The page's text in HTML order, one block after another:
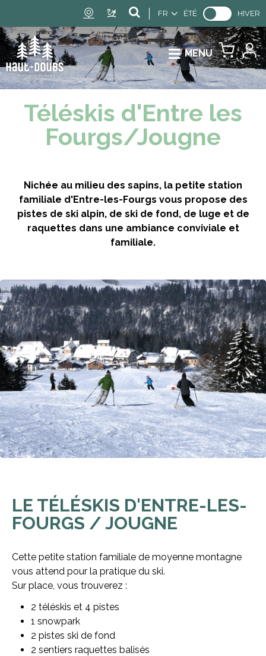
FR ÉTÉ HIVER
MENU
Téléskis d'Entre les
Fourgs/Jougne
Nichée au milieu des sapins, la petite station
familiale d'Entre-les-Fourgs vous propose des
pistes de ski alpin, de ski de fond, de luge et de
raquettes dans une ambiance conviviale et
familiale.
LE TÉLÉSKIS D'ENTRE-LES-
FOURGS / JOUGNE
Cette petite station familiale de moyenne montagne
vous attend pour la pratique du ski.
Sur place, vous trouverez :
2 téléskis et 4 pistes
1 snowpark
2 pistes ski de fond
2 sentiers raquettes balisés